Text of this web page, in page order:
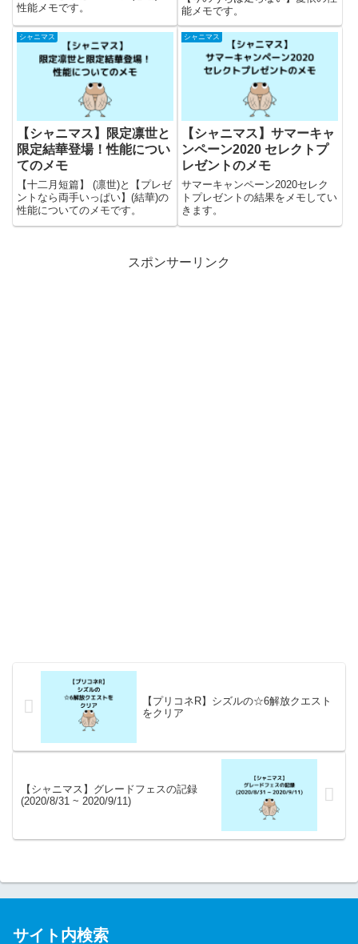
性能メモです。
能メモです。
シャニマス
【シャニマス】限定凛世と
限定結華登場！性能につい
てのメモ
【十二月短篇】 (凛世)と【プレゼ
ントなら両手いっぱい】(結華)の
性能についてのメモです。
シャニマス
【シャニマス】サマーキャ
ンペーン2020 セレクトプ
レゼントのメモ
サマーキャンペーン2020セレク
トプレゼントの結果をメモしてい
きます。
スポンサーリンク
【プリコネR】シズルの☆6解放クエスト
をクリア
【シャニマス】グレードフェスの記録
(2020/8/31 ~ 2020/9/11)
サイト内検索